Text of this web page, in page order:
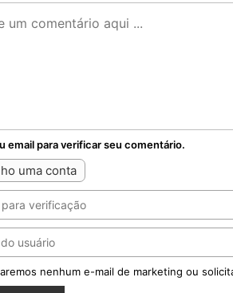
email para verificar seu comentário.
uma conta
nenhum e-mail de marketing ou